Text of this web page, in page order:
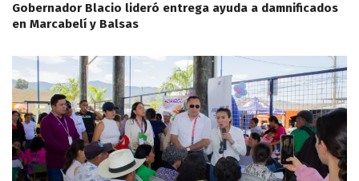
Gobernador Blacio lideró entrega ayuda a damnificados
en Marcabelí y Balsas